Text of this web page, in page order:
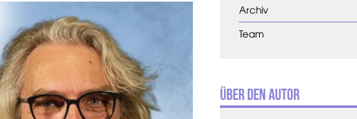
Archiv
Team
Über den Autor